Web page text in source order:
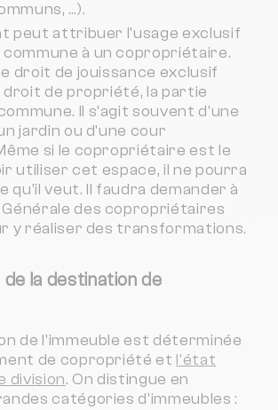
…).
peut attribuer l'usage exclusif
à un copropriétaire.
droit de jouissance exclusif
droit de propriété, la partie
Il s'agit souvent d'une
jardin ou d'une cour
si le copropriétaire est le
utiliser cet espace, il ne pourra
qu'il veut. Il faudra demander à
Générale des copropriétaires
y réaliser des transformations.
la destination de
de l'immeuble est déterminée
de copropriété et l'état
division. On distingue en
catégories d'immeubles :